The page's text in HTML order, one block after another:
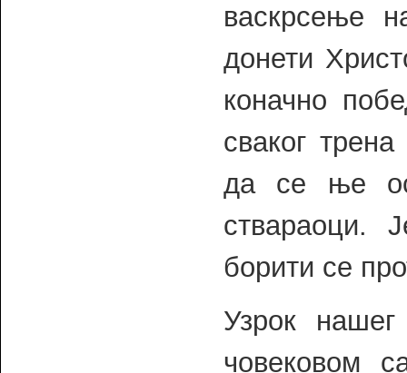
васкрсење
донети
коначно
сваког
да се ње
ствараоци.
борити се
Узрок
човековом